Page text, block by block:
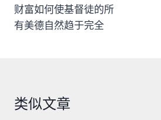
财富如何使基督徒的所
有美德自然趋于完全
类似文章